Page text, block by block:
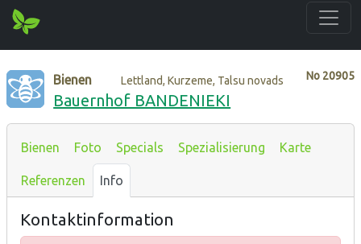
No 20905
Bienen Lettland, Kurzeme, Talsu novads
Bauernhof BANDENIEKI
Bienen Foto Specials Spezialisierung Karte
Referenzen Info
Kontaktinformation